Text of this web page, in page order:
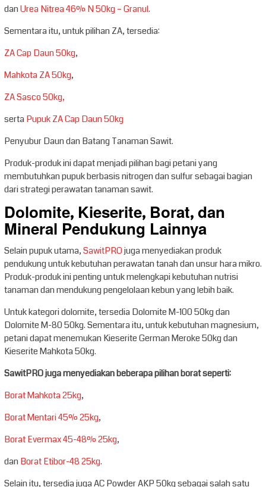
danUrea Nitrea 46% N 50kg – Granul.
Sementara itu, untuk pilihan ZA, tersedia:
ZA Cap Daun 50kg,
Mahkota ZA 50kg,
ZA Sasco 50kg,
sertaPupuk ZA Cap Daun 50kg
Penyubur Daun dan Batang Tanaman Sawit.
Produk-produk ini dapat menjadi pilihan bagi petani yang
membutuhkan pupuk berbasis nitrogen dan sulfur sebagai bagian
dari strategi perawatan tanaman sawit.
Dolomite, Kieserite, Borat, dan
Mineral Pendukung Lainnya
Selain pupuk utama,SawitPROjuga menyediakan produk
pendukung untuk kebutuhan perawatan tanah dan unsur hara mikro.
Produk-produk ini penting untuk melengkapi kebutuhan nutrisi
tanaman dan mendukung pengelolaan kebun yang lebih baik.
Untuk kategori dolomite, tersedia Dolomite M-100 50kg dan
Dolomite M-80 50kg. Sementara itu, untuk kebutuhan magnesium,
petani dapat menemukan Kieserite German Meroke 50kg dan
Kieserite Mahkota 50kg.
SawitPRO juga menyediakan beberapa pilihan borat seperti:
Borat Mahkota 25kg,
Borat Mentari 45% 25kg,
Borat Evermax 45-48% 25kg,
danBorat Etibor-48 25kg.
Selain itu, tersedia juga AC Powder AKP 50kg sebagai salah satu